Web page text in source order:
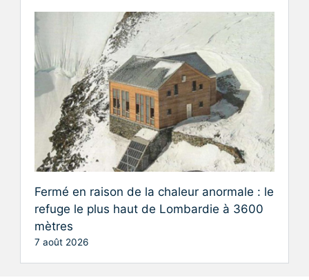
Fermé en raison de la chaleur anormale : le
refuge le plus haut de Lombardie à 3600
mètres
7 août 2026